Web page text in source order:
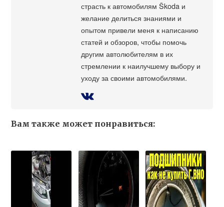
страсть к автомобилям Škoda и
желание делиться знаниями и
опытом привели меня к написанию
статей и обзоров, чтобы помочь
другим автолюбителям в их
стремлении к наилучшему выбору и
уходу за своими автомобилями.
Вам также может понравиться: